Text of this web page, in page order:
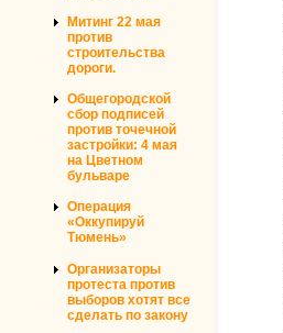
Митинг 22 мая
против
строительства
дороги.
Общегородской
сбор подписей
против точечной
застройки: 4 мая
на Цветном
бульваре
Операция
«Оккупируй
Тюмень»
Организаторы
протеста против
выборов хотят все
сделать по закону